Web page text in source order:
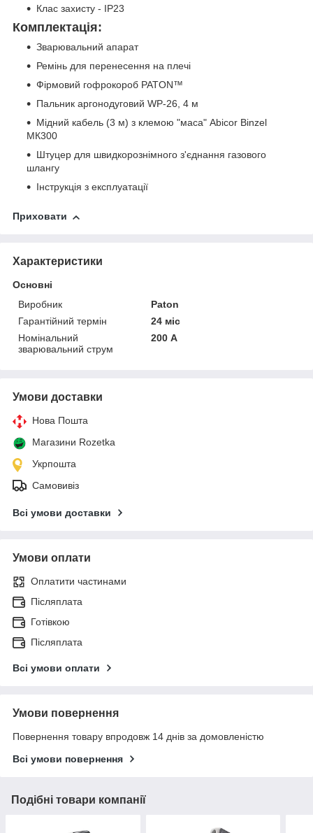
Клас захисту - IP23
Комплектація:
Зварювальний апарат
Ремінь для перенесення на плечі
Фірмовий гофрокороб PATON™
Пальник аргонодуговий WP-26, 4 м
Мідний кабель (3 м) з клемою "маса" Abicor Binzel
МК300
Штуцер для швидкорознімного з'єднання газового
шлангу
Інструкція з експлуатації
Приховати
Характеристики
Основні
Виробник
Paton
Гарантійний термін
24 міс
Номінальний
зварювальний струм
200 А
Умови доставки
Нова Пошта
Магазини Rozetka
Укрпошта
Самовивіз
Всі умови доставки
Умови оплати
Оплатити частинами
Післяплата
Готівкою
Післяплата
Всі умови оплати
Умови повернення
Повернення товару впродовж 14 днів за домовленістю
Всі умови повернення
Подібні товари компанії